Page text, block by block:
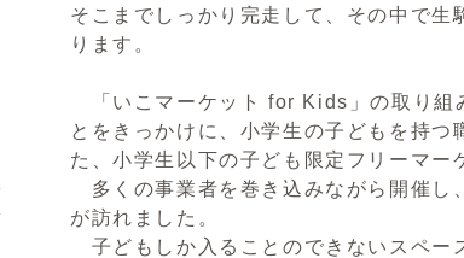
そこまでしっかり完走して、その中で
ります。
「いこマーケット for Kids」の取り組
とをきっかけに、小学生の子どもを持
た、小学生以下の子ども限定フリーマー
多くの事業者を巻き込みながら開催し
が訪れました。
子どもしか入ることのできないスペー